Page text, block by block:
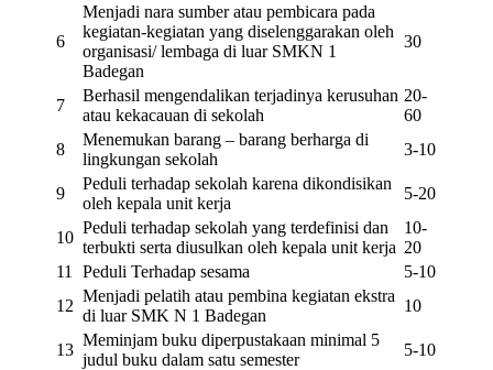
6
Menjadi nara sumber atau pembicara pada
kegiatan-kegiatan yang diselenggarakan oleh
organisasi/ lembaga di luar SMKN 1
Badegan
30
7
Berhasil mengendalikan terjadinya kerusuhan
atau kekacauan di sekolah
20-
60
8
Menemukan barang – barang berharga di
lingkungan sekolah
3-10
9
Peduli terhadap sekolah karena dikondisikan
oleh kepala unit kerja
5-20
10
Peduli terhadap sekolah yang terdefinisi dan
terbukti serta diusulkan oleh kepala unit kerja
10-
20
11
Peduli Terhadap sesama
5-10
12
Menjadi pelatih atau pembina kegiatan ekstra
di luar SMK N 1 Badegan
10
13
Meminjam buku diperpustakaan minimal 5
judul buku dalam satu semester
5-10